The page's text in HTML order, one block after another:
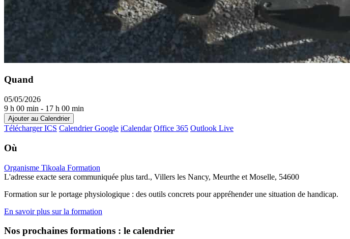
Quand
05/05/2026
9 h 00 min - 17 h 00 min
Ajouter au Calendrier
Télécharger ICS Calendrier Google iCalendar Office 365 Outlook Live
Où
Organisme Tikoala Formation
L'adresse exacte sera communiquée plus tard., Villers les Nancy, Meurthe et Moselle, 54600
Formation sur le portage physiologique : des outils concrets pour appréhender une situation de handicap.
En savoir plus sur la formation
Nos prochaines formations : le calendrier